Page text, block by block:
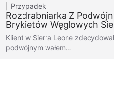
Przypadek
Rozdrabniarka Z
Brykietów Węglowych
Klient w Sierra Leone
podwójnym wałem…